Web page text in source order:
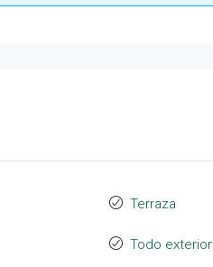
Terraza
Todo exterior